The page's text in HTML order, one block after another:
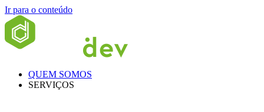
Ir para o conteúdo
QUEM SOMOS
SERVIÇOS